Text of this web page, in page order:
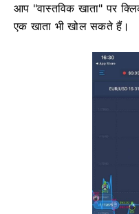
आप "वास्तविक खाता" पर
एक खाता भी खोल सकते हैं।